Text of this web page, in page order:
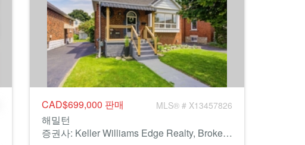
CAD$699,000 판매 MLS® # X13457826
해밀턴
증권사: Keller Williams Edge Realty, Brokerage